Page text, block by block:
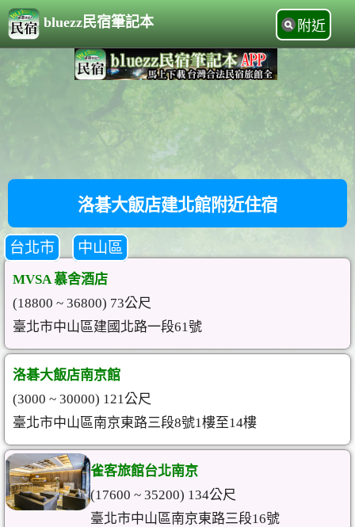
bluezz民宿筆記本 附近
洛碁大飯店建北館附近住宿
台北市 中山區
MVSA 慕舍酒店
(18800 ~ 36800) 73公尺
臺北市中山區建國北路一段61號
洛碁大飯店南京館
(3000 ~ 30000) 121公尺
臺北市中山區南京東路三段8號1樓至14樓
雀客旅館台北南京
(17600 ~ 35200) 134公尺
臺北市中山區南京東路三段16號